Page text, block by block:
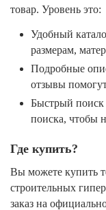
товар. Уровень это:
Удобный
размерам,
Подробные
отзывы
Быстрый поиск
поиска, чтобы
Где купить?
Вы можете купить
строительных
заказ на